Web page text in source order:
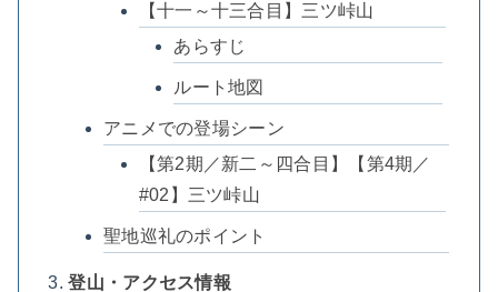
【十一～十三合目】三ツ峠山
あらすじ
ルート地図
アニメでの登場シーン
【第2期／新二～四合目】【第4期／
#02】三ツ峠山
聖地巡礼のポイント
登山・アクセス情報